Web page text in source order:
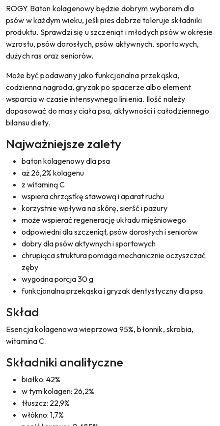
ROGY Baton kolagenowy będzie dobrym wyborem dla
psów w każdym wieku, jeśli pies dobrze toleruje składniki
produktu. Sprawdzi się u szczeniąt i młodych psów w okresie
wzrostu, psów dorosłych, psów aktywnych, sportowych,
dużych ras oraz seniorów.
Może być podawany jako funkcjonalna przekąska,
codzienna nagroda, gryzak po spacerze albo element
wsparcia w czasie intensywnego linienia. Ilość należy
dopasować do masy ciała psa, aktywności i całodziennego
bilansu diety.
Najważniejsze zalety
baton kolagenowy dla psa
aż 26,2% kolagenu
z witaminą C
wspiera chrząstkę stawową i aparat ruchu
korzystnie wpływa na skórę, sierść i pazury
może wspierać regenerację układu mięśniowego
odpowiedni dla szczeniąt, psów dorosłych i seniorów
dobry dla psów aktywnych i sportowych
chrupiąca struktura pomaga mechanicznie oczyszczać
zęby
wygodna porcja 30 g
funkcjonalna przekąska i gryzak dentystyczny dla psa
Skład
Esencja kolagenowa wieprzowa 95%, błonnik, skrobia,
witamina C.
Składniki analityczne
białko: 42%
w tym kolagen: 26,2%
tłuszcz: 22,9%
włókno: 1,7%